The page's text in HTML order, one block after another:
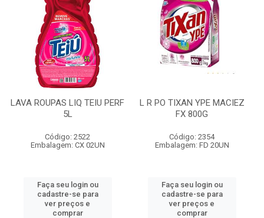
LAVA ROUPAS LIQ TEIU PERF
5L
Código: 2522
Embalagem: CX 02UN
Faça seu login ou
cadastre-se para
ver preços e
comprar
L R PO TIXAN YPE MACIEZ
FX 800G
Código: 2354
Embalagem: FD 20UN
Faça seu login ou
cadastre-se para
ver preços e
comprar